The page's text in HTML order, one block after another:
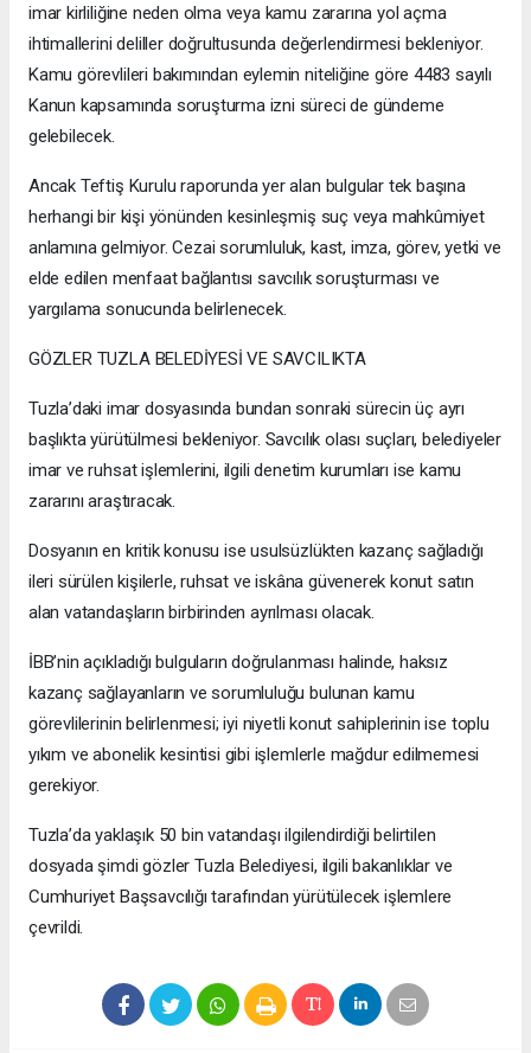
imar kirliliğine neden olma veya kamu zararına yol açma
ihtimallerini deliller doğrultusunda değerlendirmesi bekleniyor.
Kamu görevlileri bakımından eylemin niteliğine göre 4483 sayılı
Kanun kapsamında soruşturma izni süreci de gündeme
gelebilecek.
Ancak Teftiş Kurulu raporunda yer alan bulgular tek başına
herhangi bir kişi yönünden kesinleşmiş suç veya mahkûmiyet
anlamına gelmiyor. Cezai sorumluluk, kast, imza, görev, yetki ve
elde edilen menfaat bağlantısı savcılık soruşturması ve
yargılama sonucunda belirlenecek.
GÖZLER TUZLA BELEDİYESİ VE SAVCILIKTA
Tuzla’daki imar dosyasında bundan sonraki sürecin üç ayrı
başlıkta yürütülmesi bekleniyor. Savcılık olası suçları, belediyeler
imar ve ruhsat işlemlerini, ilgili denetim kurumları ise kamu
zararını araştıracak.
Dosyanın en kritik konusu ise usulsüzlükten kazanç sağladığı
ileri sürülen kişilerle, ruhsat ve iskâna güvenerek konut satın
alan vatandaşların birbirinden ayrılması olacak.
İBB’nin açıkladığı bulguların doğrulanması halinde, haksız
kazanç sağlayanların ve sorumluluğu bulunan kamu
görevlilerinin belirlenmesi; iyi niyetli konut sahiplerinin ise toplu
yıkım ve abonelik kesintisi gibi işlemlerle mağdur edilmemesi
gerekiyor.
Tuzla’da yaklaşık 50 bin vatandaşı ilgilendirdiği belirtilen
dosyada şimdi gözler Tuzla Belediyesi, ilgili bakanlıklar ve
Cumhuriyet Başsavcılığı tarafından yürütülecek işlemlere
çevrildi.